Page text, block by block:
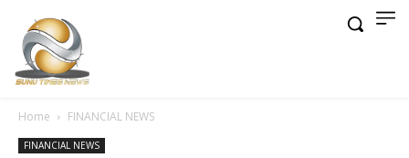
Home FINANCIAL NEWS
FINANCIAL NEWS